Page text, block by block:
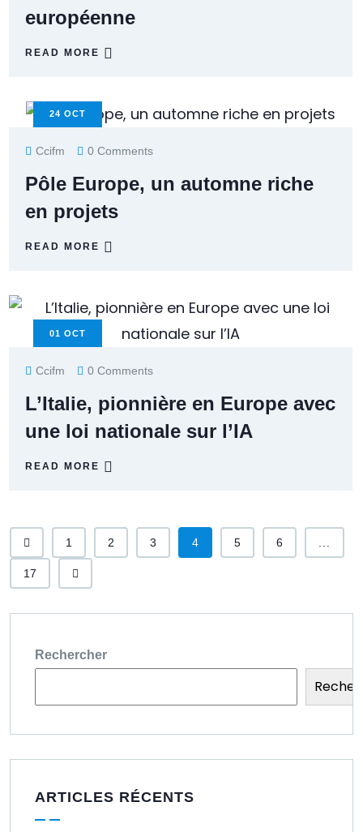
européenne
READ MORE
24 OCT
Ccifm 0 Comments
Pôle Europe, un automne riche
en projets
READ MORE
01 OCT
Ccifm 0 Comments
L’Italie, pionnière en Europe avec
une loi nationale sur l’IA
READ MORE
1 2 3 4 5 6
17
Rechercher
ARTICLES RÉCENTS